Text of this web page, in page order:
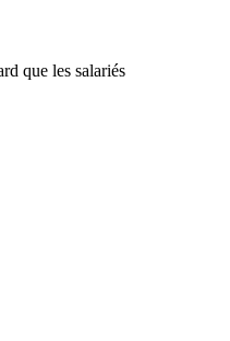
que les salariés